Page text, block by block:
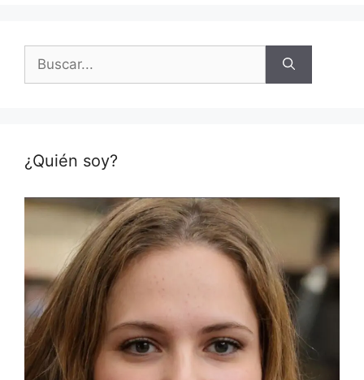
¿Quién soy?